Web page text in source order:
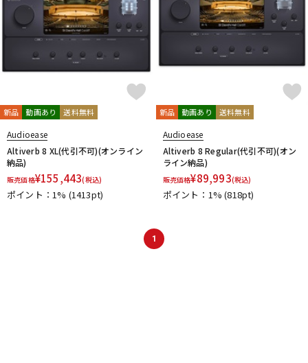
キーボード 電子ピアノ
エフェクター
DJ機器 DTM
新品 動画あり 送料無料
Audioease
Altiverb 8 XL(代引不可)(オンライン
納品)
販売価格¥155,443(税込)
ポイント：1% (1413pt)
新品 動画あり 送料無料
Audioease
Altiverb 8 Regular(代引不可)(オン
ライン納品)
販売価格¥89,993(税込)
ポイント：1%(818pt)
1